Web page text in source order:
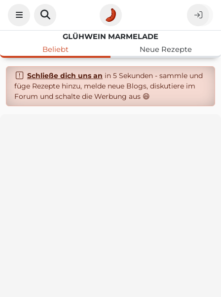
GLÜHWEIN MARMELADE
Beliebt
Neue Rezepte
Schließe dich uns an in 5 Sekunden - sammle und
füge Rezepte hinzu, melde neue Blogs, diskutiere im
Forum und schalte die Werbung aus 😄